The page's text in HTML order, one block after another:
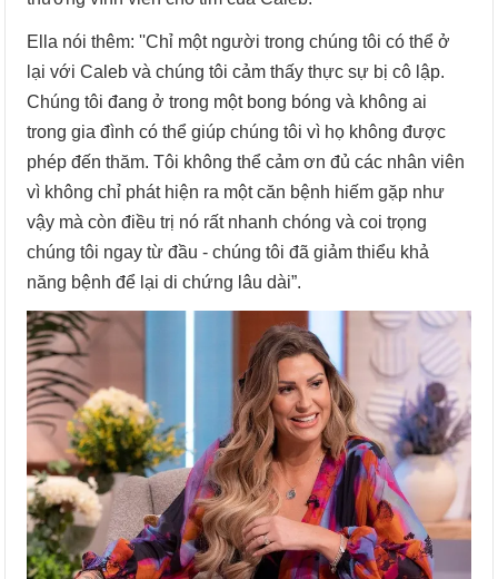
Ella nói thêm: ''Chỉ một người trong chúng tôi có thể ở
lại với Caleb và chúng tôi cảm thấy thực sự bị cô lập.
Chúng tôi đang ở trong một bong bóng và không ai
trong gia đình có thể giúp chúng tôi vì họ không được
phép đến thăm. Tôi không thể cảm ơn đủ các nhân viên
vì không chỉ phát hiện ra một căn bệnh hiếm gặp như
vậy mà còn điều trị nó rất nhanh chóng và coi trọng
chúng tôi ngay từ đầu - chúng tôi đã giảm thiểu khả
năng bệnh để lại di chứng lâu dài”.